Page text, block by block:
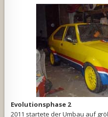
Evolutionsphase 2
2011 startete der Umbau auf